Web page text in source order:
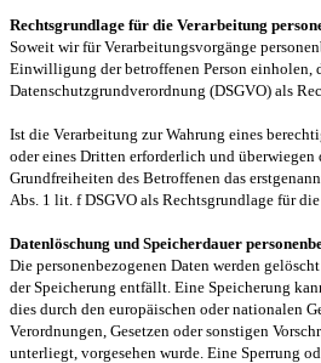
Rechtsgrundlage für die Verarbeitung
Soweit wir für Verarbeitungsvorgänge
Einwilligung der betroffenen Person einholen,
Datenschutzgrundverordnung (DSGVO) als
Ist die Verarbeitung zur Wahrung eines
oder eines Dritten erforderlich und überwiegen
Grundfreiheiten des Betroffenen das
Abs. 1 lit. f DSGVO als Rechtsgrundlage für die
Datenlöschung und Speicherdauer
Die personenbezogenen Daten werden
der Speicherung entfällt. Eine Speicherung
dies durch den europäischen oder nationalen
Verordnungen, Gesetzen oder sonstigen
unterliegt, vorgesehen wurde. Eine Sperrung